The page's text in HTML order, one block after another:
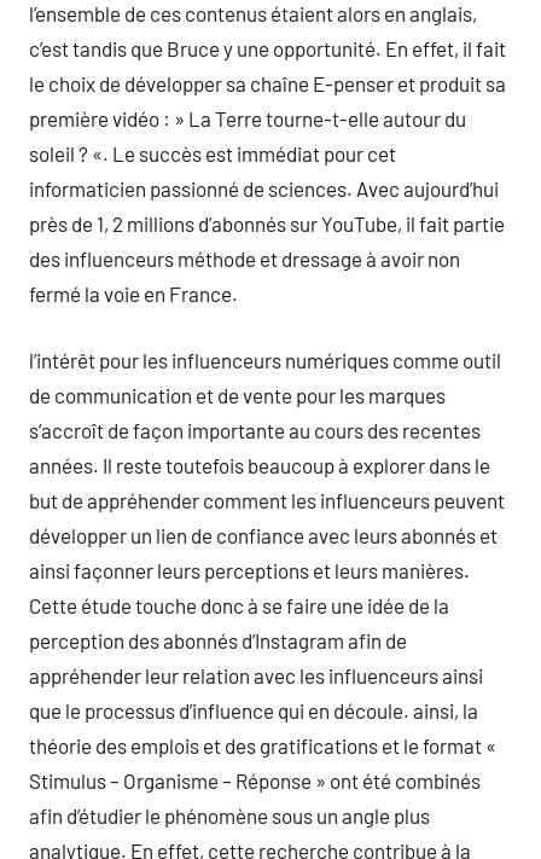
l’ensemble de ces contenus étaient alors en anglais,
c’est tandis que Bruce y une opportunité. En effet, il fait
le choix de développer sa chaîne E-penser et produit sa
première vidéo : » La Terre tourne-t-elle autour du
soleil ? «. Le succès est immédiat pour cet
informaticien passionné de sciences. Avec aujourd’hui
près de 1, 2 millions d’abonnés sur YouTube, il fait partie
des influenceurs méthode et dressage à avoir non
fermé la voie en France.
l’intérêt pour les influenceurs numériques comme outil
de communication et de vente pour les marques
s’accroît de façon importante au cours des recentes
années. Il reste toutefois beaucoup à explorer dans le
but de appréhender comment les influenceurs peuvent
développer un lien de confiance avec leurs abonnés et
ainsi façonner leurs perceptions et leurs manières.
Cette étude touche donc à se faire une idée de la
perception des abonnés d’Instagram afin de
appréhender leur relation avec les influenceurs ainsi
que le processus d’influence qui en découle. ainsi, la
théorie des emplois et des gratifications et le format «
Stimulus – Organisme – Réponse » ont été combinés
afin d’étudier le phénomène sous un angle plus
analytique. En effet, cette recherche contribue à la